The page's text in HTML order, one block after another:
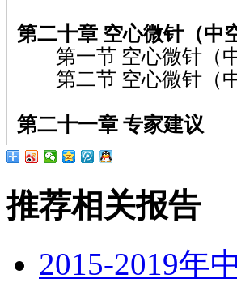
第二十章 空心微针（中
第一节 空心微针（中
第二节 空心微针（
第二十一章 专家建议
推荐相关报告
2015-2019年